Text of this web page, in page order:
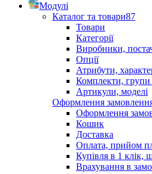
Модулі
Каталог та товари87
Товари
Категорії
Виробники,
Опції
Атрибути,
Комплекти, групи
Артикули, моделі
Оформлення
Оформлення
Кошик
Доставка
Оплата, прийом
Купівля в 1 клік,
Врахування в